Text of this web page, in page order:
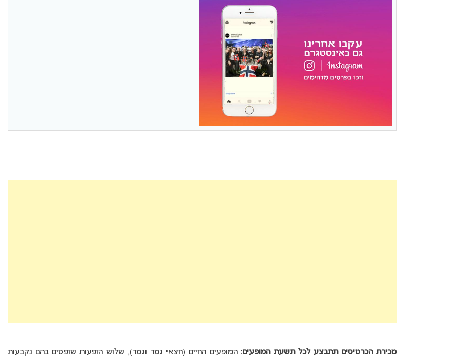
מכירת הכרטיסים תתבצע לכל תשעת המופעים: המופעים החיים (חצאי גמר וגמר), שלוש הופעות שופטים בהם נקבעות